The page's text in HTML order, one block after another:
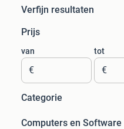
Verfijn resultaten
Prijs
van
€
tot
€
Categorie
Computers en Software